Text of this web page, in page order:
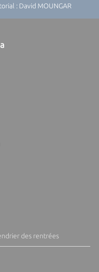
: David MOUNGAR
des rentrées